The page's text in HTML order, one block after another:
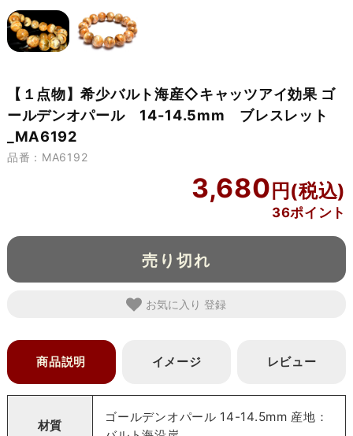
【１点物】希少バルト海産◇キャッツアイ効果 ゴ
ールデンオパール 14-14.5mm ブレスレット
_MA6192
品番：MA6192
3,680
36ポイント
売り切れ
お気に入り
商品説明 イメージ レビュー
材質
ゴールデンオパール 14-14.5mm 産地：